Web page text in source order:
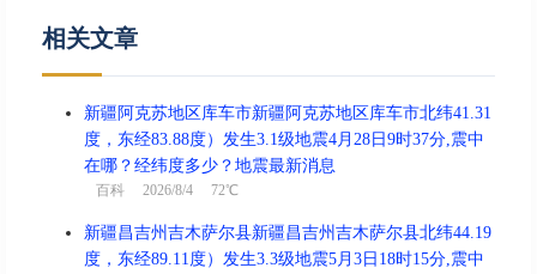
相关文章
新疆阿克苏地区库车市新疆阿克苏地区库车市北纬41.31
度，东经83.88度）发生3.1级地震4月28日9时37分,震中
在哪？经纬度多少？地震最新消息
百科 2026/8/4 72℃
新疆昌吉州吉木萨尔县新疆昌吉州吉木萨尔县北纬44.19
度，东经89.11度）发生3.3级地震5月3日18时15分,震中